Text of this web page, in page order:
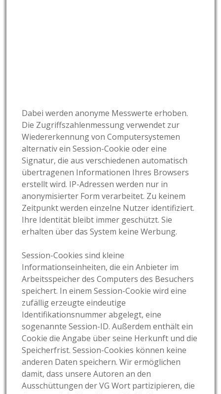
Dabei werden anonyme Messwerte erhoben.
Die Zugriffszahlenmessung verwendet zur
Wiedererkennung von Computersystemen
alternativ ein Session-Cookie oder eine
Signatur, die aus verschiedenen automatisch
übertragenen Informationen Ihres Browsers
erstellt wird. IP-Adressen werden nur in
anonymisierter Form verarbeitet. Zu keinem
Zeitpunkt werden einzelne Nutzer identifiziert.
Ihre Identität bleibt immer geschützt. Sie
erhalten über das System keine Werbung.
Session-Cookies sind kleine
Informationseinheiten, die ein Anbieter im
Arbeitsspeicher des Computers des Besuchers
speichert. In einem Session-Cookie wird eine
zufällig erzeugte eindeutige
Identifikationsnummer abgelegt, eine
sogenannte Session-ID. Außerdem enthält ein
Cookie die Angabe über seine Herkunft und die
Speicherfrist. Session-Cookies können keine
anderen Daten speichern. Wir ermöglichen
damit, dass unsere Autoren an den
Ausschüttungen der VG Wort partizipieren, die